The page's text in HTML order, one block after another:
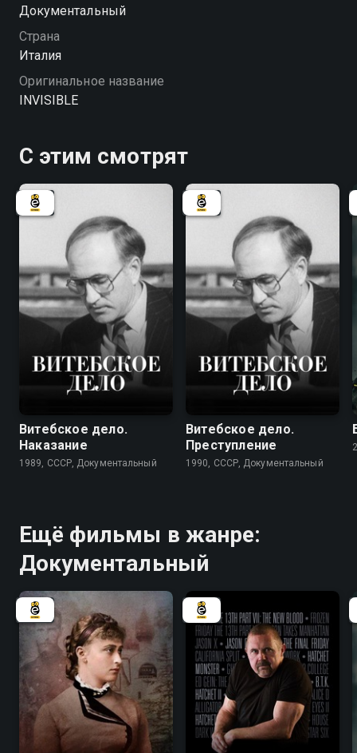
Документальный
Страна
Италия
Оригинальное название
INVISIBLE
С этим смотрят
Витебское дело.
Наказание
1989, СССР, Документальный
Витебское дело.
Преступление
1990, СССР, Документальный
Ещё фильмы в жанре:
Документальный